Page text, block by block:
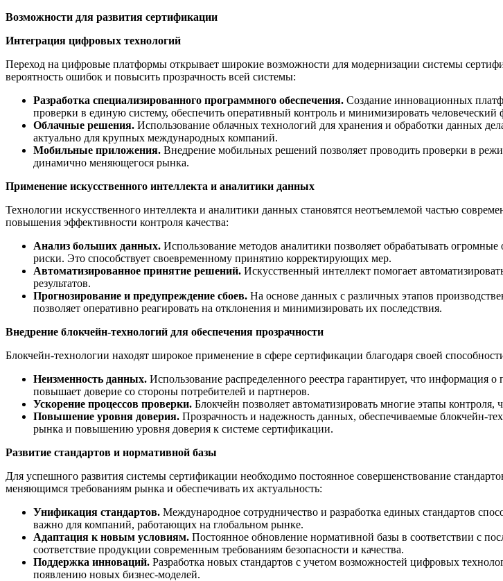
Возможности для развития сертификации
Интеграция цифровых технологий
Переход на цифровые платформы открывает широкие возможности для модернизации системы
вероятность ошибок и повысить прозрачность всей системы:
Разработка специализированного программного обеспечения. Создание инновационных
проверки в единую систему, обеспечить оперативный контроль и минимизировать человеческий
Облачные решения. Использование облачных технологий для хранения и обработки данных
актуально для крупных международных компаний.
Мобильные приложения. Внедрение мобильных решений позволяет проводить проверки в
динамично меняющегося рынка.
Применение искусственного интеллекта и аналитики данных
Технологии искусственного интеллекта и аналитики данных становятся неотъемлемой частью
повышения эффективности контроля качества:
Анализ больших данных. Использование методов аналитики позволяет обрабатывать
риски. Это способствует своевременному принятию корректирующих мер.
Автоматизированное принятие решений. Искусственный интеллект помогает
результатов.
Прогнозирование и предупреждение сбоев. На основе данных с различных этапов
позволяет оперативно реагировать на отклонения и минимизировать их последствия.
Внедрение блокчейн-технологий для обеспечения прозрачности
Блокчейн-технологии находят широкое применение в сфере сертификации благодаря своей
Неизменность данных. Использование распределенного реестра гарантирует, что
повышает доверие со стороны потребителей и партнеров.
Ускорение процессов проверки. Блокчейн позволяет автоматизировать многие этапы
Повышение уровня доверия. Прозрачность и надежность данных, обеспечиваемые блокчейн-
рынка и повышению уровня доверия к системе сертификации.
Развитие стандартов и нормативной базы
Для успешного развития системы сертификации необходимо постоянное совершенствование
меняющимся требованиям рынка и обеспечивать их актуальность:
Унификация стандартов. Международное сотрудничество и разработка единых стандартов
важно для компаний, работающих на глобальном рынке.
Адаптация к новым условиям. Постоянное обновление нормативной базы в соответствии с
соответствие продукции современным требованиям безопасности и качества.
Поддержка инноваций. Разработка новых стандартов с учетом возможностей цифровых
появлению новых бизнес-моделей.